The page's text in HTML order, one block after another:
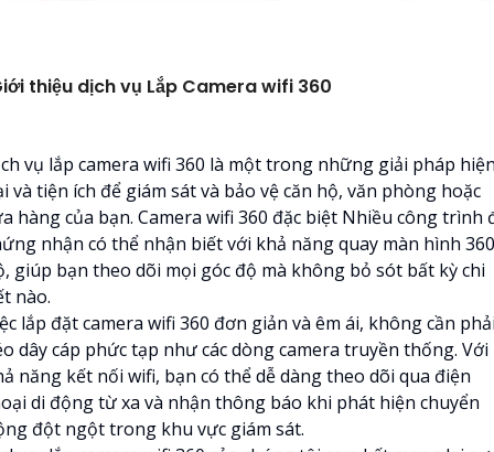
thiệu dịch vụ Lắp Camera wifi 360
vụ lắp camera wifi 360 là một trong những giải pháp
và tiện ích để giám sát và bảo vệ căn hộ, văn phòng hoặc
hàng của bạn. Camera wifi 360 đặc biệt Nhiều công trình
nhận có thể nhận biết với khả năng quay màn hình 360
giúp bạn theo dõi mọi góc độ mà không bỏ sót bất kỳ chi
nào.
lắp đặt camera wifi 360 đơn giản và êm ái, không cần
dây cáp phức tạp như các dòng camera truyền thống. Với
năng kết nối wifi, bạn có thể dễ dàng theo dõi qua điện
di động từ xa và nhận thông báo khi phát hiện chuyển
đột ngột trong khu vực giám sát.